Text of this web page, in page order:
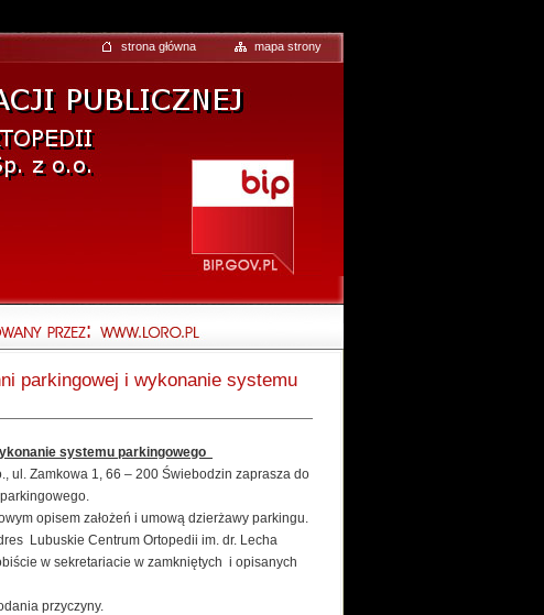
strona główna mapa strony
parkingowej i wykonanie systemu
systemu parkingowego
ul. Zamkowa 1, 66 – 200 Świebodzin zaprasza do
opisem założeń i umową dzierżawy parkingu.
Lubuskie Centrum Ortopedii im. dr. Lecha
w sekretariacie w zamkniętych i opisanych
przyczyny.